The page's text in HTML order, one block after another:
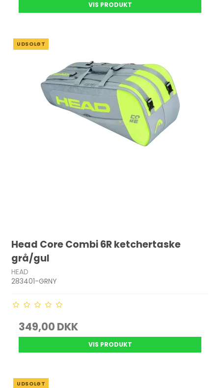
VIS PRODUKT
UDSOLGT
Head Core Combi 6R ketchertaske
grå/gul
HEAD
283401-GRNY
349,00 DKK
VIS PRODUKT
UDSOLGT